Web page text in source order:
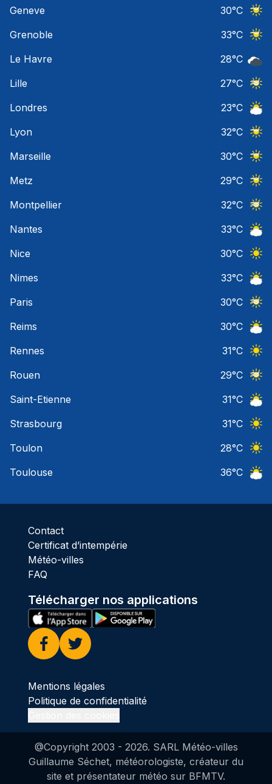
Geneve
30°C
Grenoble
33°C
Le Havre
28°C
Lille
27°C
Londres
23°C
Lyon
32°C
Marseille
30°C
Metz
29°C
Montpellier
32°C
Nantes
33°C
Nice
30°C
Nimes
33°C
Paris
30°C
Reims
30°C
Rennes
31°C
Rouen
29°C
Saint-Etienne
31°C
Strasbourg
31°C
Toulon
28°C
Toulouse
36°C
Contact
Certificat d’intempérie
Météo-villes
FAQ
Télécharger nos applications
Facebook
Twitter
Mentions légales
Politique de confidentialité
@Copyright 2003 - 2026. SARL Météo-villes
Guillaume Séchet, météorologiste, créateur du
site et présentateur météo sur BFMTV.